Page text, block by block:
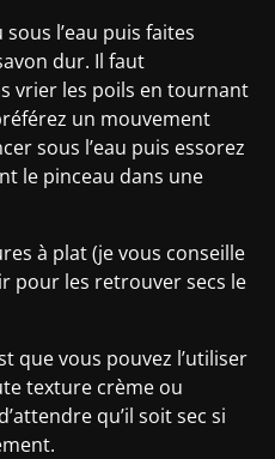
l’eau puis faites
dur. Il faut
vrier les poils en tournant
un mouvement
sous l’eau puis essorez
le pinceau dans une
à plat (je vous conseille
pour les retrouver secs le
que vous pouvez l’utiliser
texture crème ou
qu’il soit sec si